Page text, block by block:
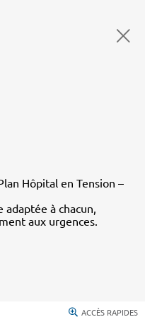
Hôpital en Tension –
adaptée à chacun,
aux urgences.
ACCÈS RAPIDES